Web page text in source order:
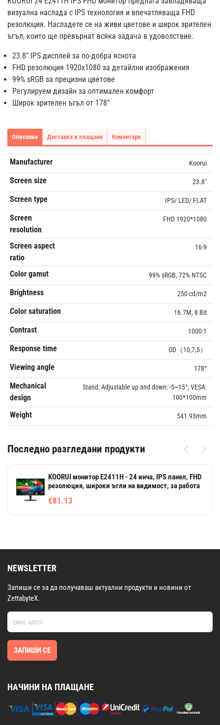
визуална наслада с IPS технология и впечатляваща FHD
резолюция. Насладете се на живи цветове и широк зрителен
ъгъл, които ще превърнат всяка задача в удоволствие.
23.8" IPS дисплей за по-добра яснота
FHD резолюция 1920x1080 за детайлни изображения
99% sRGB за прецизни цветове
Регулируем дизайн за оптимален комфорт
Широк зрителен ъгъл от 178°
Описание Доставка и плащане Коментари
Manufacturer Koorui
Screen size 23.8"
Screen type IPS/ LED/ FLAT
Screen
resolution
FHD 1920*1080
Screen aspect
ratio
16:9
Color gamut 99% sRGB, 72% NTSC
Brightness 250 cd/m2
Color saturation 16.7M, 8 Bit
Contrast 1000:1
Response time OD（10,7,5）
Viewing angle 178°
Mechanical
design
Stand: Adjustable up and down: -5~15°; VESA:
100*100mm
Weight 541.93mm
Последно разгледани продукти
KOORUI монитор E2411H - 24 инча, IPS панел, FHD
резолюция, широки ъгли на видимост, за работа
€81.13
NEWSLETTER
Запиши се за да получаваш актуални продукти и новини от
ZettabyteX.
ЗАПИШИ СЕ
НАЧИНИ НА ПЛАЩАНЕ